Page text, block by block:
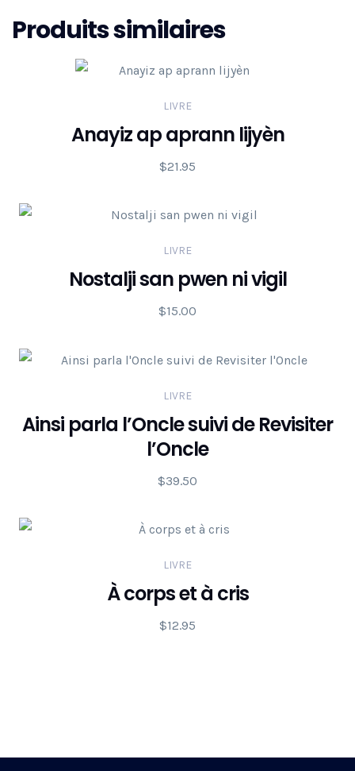
Produits similaires
LIVRE
Anayiz ap aprann lijyèn
$21.95
LIVRE
Nostalji san pwen ni vigil
$15.00
LIVRE
Ainsi parla l’Oncle suivi de Revisiter
l’Oncle
$39.50
LIVRE
À corps et à cris
$12.95